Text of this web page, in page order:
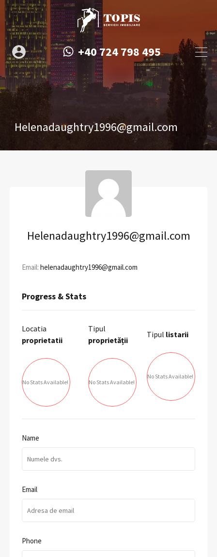
+40 724 798 495
Helenadaughtry1996@gmail.com
Helenadaughtry1996@gmail.com
Email: helenadaughtry1996@gmail.com
Progress & Stats
Locatia
proprietatii
No Stats Available!
Tipul
proprietății
No Stats Available!
Tipul listarii
No Stats Available!
Name
Email
Phone